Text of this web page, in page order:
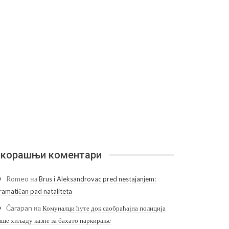
коментари
Romeo наBrus i Aleksandrovac pred nestajanjem:
pad nataliteta
Čarapan наКомуналци ћуте док саобраћајна полиција
хиљаду казне за бахато паркирање